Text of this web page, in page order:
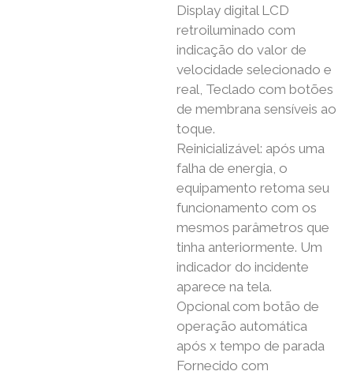
Display digital LCD
retroiluminado com
indicação do valor de
velocidade selecionado e
real, Teclado com botões
de membrana sensíveis ao
toque.
Reinicializável: após uma
falha de energia, o
equipamento retoma seu
funcionamento com os
mesmos parâmetros que
tinha anteriormente. Um
indicador do incidente
aparece na tela.
Opcional com botão de
operação automática
após x tempo de parada
Fornecido com